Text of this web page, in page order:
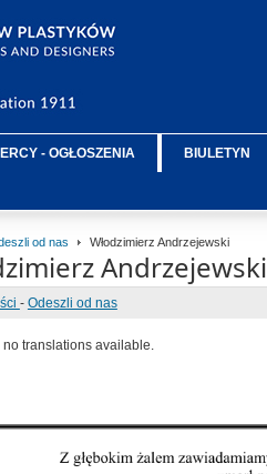
- OGŁOSZENIA BIULETYN
od nas Włodzimierz Andrzejewski
Andrzejewski
- Odeszli od nas
no translations available.